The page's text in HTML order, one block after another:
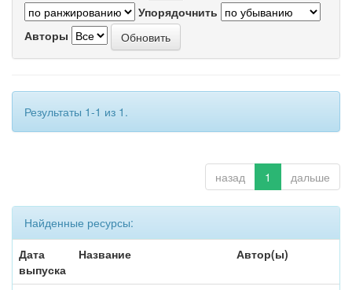
Упорядочнить
Авторы
Результаты 1-1 из 1.
назад 1 дальше
Найденные ресурсы:
Дата
выпуска
Название Автор(ы)